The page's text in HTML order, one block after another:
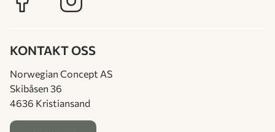
KONTAKT OSS
Norwegian Concept AS
Skibåsen 36
4636 Kristiansand